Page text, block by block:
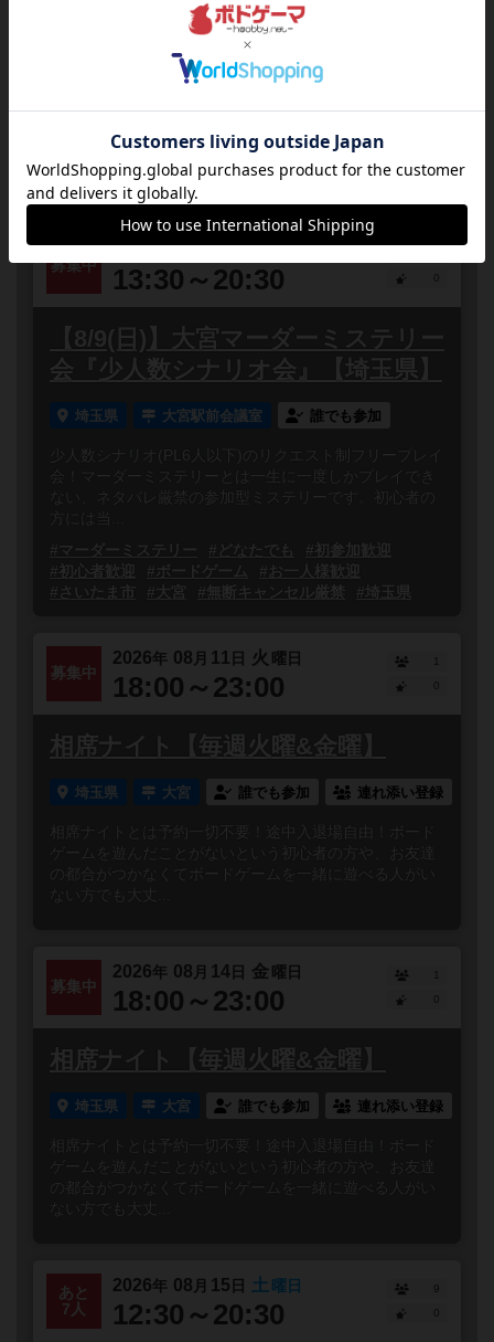
相席ナイト【毎週火曜&金曜】
大宮 誰でも参加
相席ナイトとは予約一切不要！途中入退場自由！ボード
ゲームを遊んだことがないという初心者の方や、お友達
の都合がつかなくてボードゲームを一緒に遊べる人がい
ない方でも大丈...
募集中
2026年 08月09日 日曜日
13:30～20:30
【8/9(日)】大宮マーダーミステリー
会『少人数シナリオ会』【埼玉県】
埼玉県 大宮駅前会議室 誰でも参加
少人数シナリオ(PL6人以下)のリクエスト制フリープレイ
会！マーダーミステリーとは一生に一度しかプレイでき
ない、ネタバレ厳禁の参加型ミステリーです。初心者の
方には当...
#マーダーミステリー
#どなたでも
#初参加歓迎
#初心者歓迎
#ボードゲーム
#お一人様歓迎
#さいたま市
#大宮 #無断キャンセル厳禁 #埼玉県
募集中
2026年 08 月 11 日 火 曜日
18:00～23:00
1
相席ナイト【毎週火曜&金曜】
埼玉県 大宮 誰でも参加 連れ添い登録
相席ナイトとは予約一切不要！途中入退場自由！ボード
ゲームを遊んだことがないという初心者の方や、お友達
の都合がつかなくてボードゲームを一緒に遊べる人がい
ない方でも大丈...
募集中
2026年 08 月 14 日 金曜日
18:00～23:00
1
相席ナイト【毎週火曜&金曜】
埼玉県 大宮 誰でも参加 連れ添い登録
相席ナイトとは予約一切不要！途中入退場自由！ボード
ゲームを遊んだことがないという初心者の方や、お友達
の都合がつかなくてボードゲームを一緒に遊べる人がい
ない方でも大丈...
あと
7人
2026年 08 月 15 日 土 曜日
12:30～20:30
9